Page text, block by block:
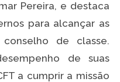
Pereira, e destaca
para alcançar as
de classe.
de suas
a cumprir a missão